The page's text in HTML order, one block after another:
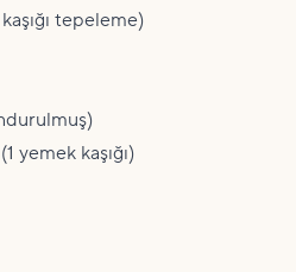
tepeleme)
(1 yemek kaşığı)